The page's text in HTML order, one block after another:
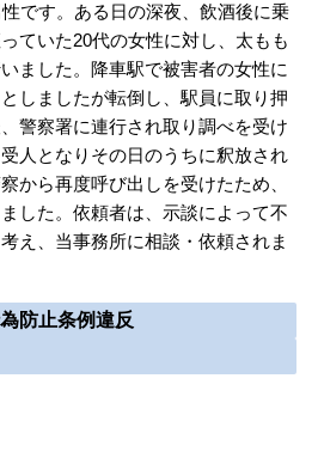
手紙
評判
知りたい方
です。ある日の深夜、飲酒後に乗
ていた20代の女性に対し、太もも
ました。降車駅で被害者の女性に
しましたが転倒し、駅員に取り押
警察署に連行され取り調べを受け
人となりその日のうちに釈放され
から再度呼び出しを受けたため、
した。依頼者は、示談によって不
え、当事務所に相談・依頼されま
防止条例違反